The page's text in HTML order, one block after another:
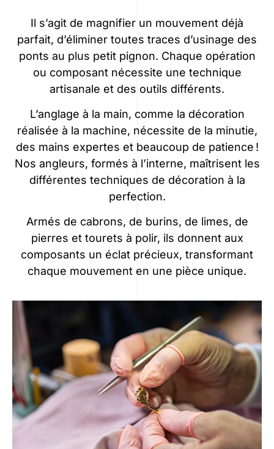
Il s’agit de magnifier un mouvement déjà
parfait, d’éliminer toutes traces d’usinage des
ponts au plus petit pignon. Chaque opération
ou composant nécessite une technique
artisanale et des outils différents.
L’anglage à la main, comme la décoration
réalisée à la machine, nécessite de la minutie,
des mains expertes et beaucoup de patience !
Nos angleurs, formés à l’interne, maîtrisent les
différentes techniques de décoration à la
perfection.
Armés de cabrons, de burins, de limes, de
pierres et tourets à polir, ils donnent aux
composants un éclat précieux, transformant
chaque mouvement en une pièce unique.